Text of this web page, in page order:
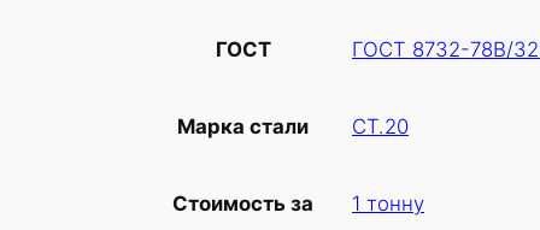
ГОСТ ГОСТ 8732-78В/
Марка стали СТ.20
Стоимость за 1 тонну